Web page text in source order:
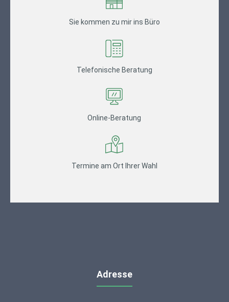
Sie kommen zu mir ins Büro
Telefonische Beratung
Online-Beratung
Termine am Ort Ihrer Wahl
Adresse